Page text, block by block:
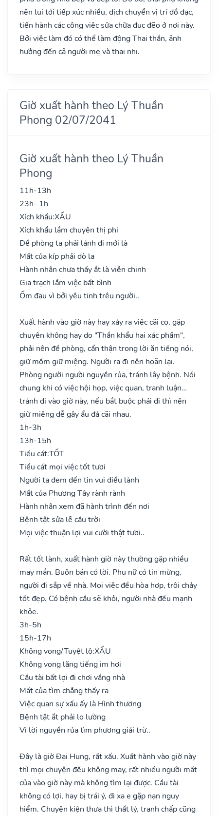
nên lui tới tiếp xúc nhiều, dịch chuyển vị trí đồ đạc,
tiến hành các công việc sửa chữa đục đẽo ở nơi này.
Bởi việc làm đó có thể làm động Thai thần, ảnh
hưởng đến cả người mẹ và thai nhi.
Giờ xuất hành theo Lý Thuần
Phong 02/07/2041
Giờ xuất hành theo Lý Thuần
Phong
11h-13h
23h- 1h
Xích khẩu:XẤU
Xích khẩu lắm chuyên thị phi
Đề phòng ta phải lánh đi mới là
Mất của kíp phải dò la
Hành nhân chưa thấy ắt là viễn chinh
Gia trạch lắm việc bất bình
Ốm đau vì bởi yêu tinh trêu người..
Xuất hành vào giờ này hay xảy ra việc cãi cọ, gặp
chuyện không hay do "Thần khẩu hại xác phầm",
phải nên đề phòng, cẩn thận trong lời ăn tiếng nói,
giữ mồm giữ miệng. Người ra đi nên hoãn lại.
Phòng người người nguyền rủa, tránh lây bệnh. Nói
chung khi có việc hội họp, việc quan, tranh luận…
tránh đi vào giờ này, nếu bắt buộc phải đi thì nên
giữ miệng dễ gây ẩu đả cãi nhau.
1h-3h
13h-15h
Tiểu cát:TỐT
Tiểu cát mọi việc tốt tươi
Người ta đem đến tin vui điều lành
Mất của Phương Tây rành rành
Hành nhân xem đã hành trình đến nơi
Bệnh tật sửa lễ cầu trời
Mọi việc thuận lợi vui cười thật tươi..
Rất tốt lành, xuất hành giờ này thường gặp nhiều
may mắn. Buôn bán có lời. Phụ nữ có tin mừng,
người đi sắp về nhà. Mọi việc đều hòa hợp, trôi chảy
tốt đẹp. Có bệnh cầu sẽ khỏi, người nhà đều mạnh
khỏe.
3h-5h
15h-17h
Không vong/Tuyệt lộ:XẤU
Không vong lặng tiếng im hơi
Cầu tài bất lợi đi chơi vắng nhà
Mất của tìm chẳng thấy ra
Việc quan sự xấu ấy là Hình thương
Bệnh tật ắt phải lo lường
Vì lời nguyền rủa tìm phương giải trừ..
Đây là giờ Đại Hung, rất xấu. Xuất hành vào giờ này
thì mọi chuyện đều không may, rất nhiều người mất
của vào giờ này mà không tìm lại được. Cầu tài
không có lợi, hay bị trái ý, đi xa e gặp nạn nguy
hiểm. Chuyện kiện thưa thì thất lý, tranh chấp cũng